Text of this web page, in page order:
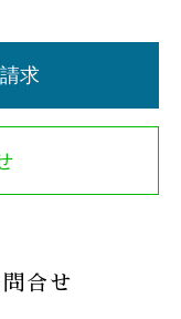
求
合せ